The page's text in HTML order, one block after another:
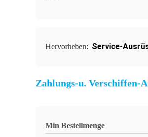
Hervorheben: Service-
Zahlungs-u. Verschiffen-
Min Bestellmenge